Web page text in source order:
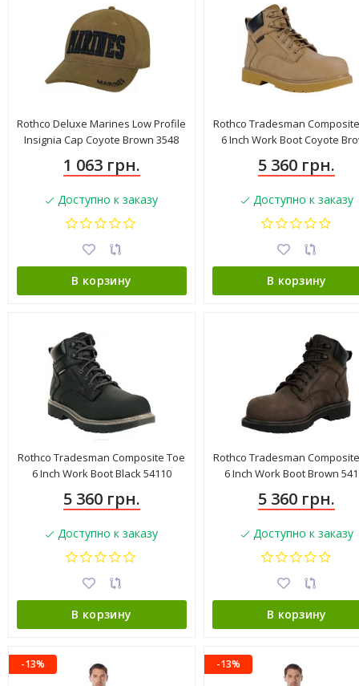
Rothco Deluxe Marines Low Profile
Insignia Cap Coyote Brown 3548
1 063 грн.
Доступно к заказу
В корзину
Rothco Tradesman
6 Inch Work Boot Coyote
5 360 грн.
Доступно к заказу
В корзину
Rothco Tradesman Composite Toe
6 Inch Work Boot Black 54110
5 360 грн.
Доступно к заказу
В корзину
Rothco Tradesman
6 Inch Work Boot Brown
5 360 грн.
Доступно к заказу
В корзину
-13% -13%